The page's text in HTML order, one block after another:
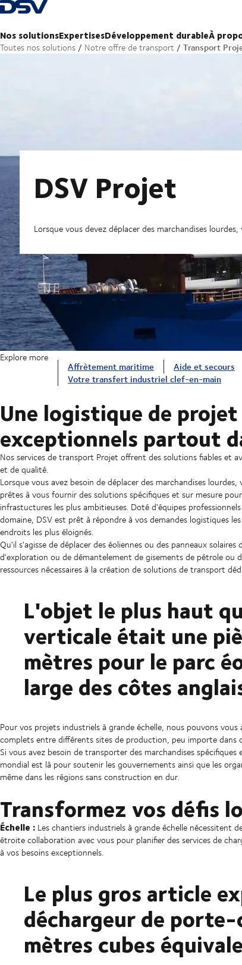
Retour à la page d'accueil
Nos solutionsExpertisesDéveloppement durableÀ
Toutes nos solutions Notre offre de transport Transport
DSV Projet
Lorsque vous devez déplacer des marchandises
Explore more
Affrètement maritime Aide et secours
Votre transfert industriel clef-en-main
Une logistique de
exceptionnels partout
Nos services de transport Projet offrent des solutions fiables et
et de qualité.
Lorsque vous avez besoin de déplacer des marchandises
prêtes à vous fournir des solutions spécifiques et sur mesure
infrastuctures les plus ambitieuses. Doté d'équipes
domaine, DSV est prêt à répondre à vos demandes logistiques
endroits les plus éloignés.
Qu'il s'agisse de déplacer des éoliennes ou des panneaux
d'exploration ou de démantelement de gisements de pétrole ou
ressources nécessaires à la création de solutions de transport
L'objet le plus haut
verticale était une
mètres pour le parc
large des côtes
Pour vos projets industriels à grande échelle, nous pouvons
complets entre différents sites de production, peu importe dans
Si vous avez besoin de transporter des marchandises
mondial est là pour soutenir les gouvernements ainsi que les
même dans les régions sans construction en dur.
Transformez vos défis
Échelle : Les chantiers industriels à grande échelle nécessitent
étroite collaboration avec vous pour planifier des services de
à vos besoins exceptionnels.
Le plus gros article
déchargeur de
mètres cubes